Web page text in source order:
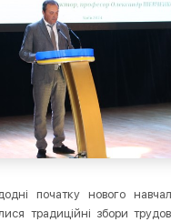
початку нового
традиційні збори